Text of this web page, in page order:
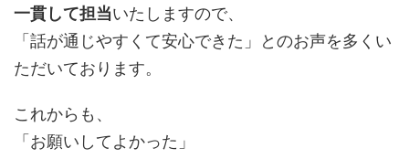
一貫して担当いたしますので、
「話が通じやすくて安心できた」とのお声を多くい
ただいております。
これからも、
「お願いしてよかった」